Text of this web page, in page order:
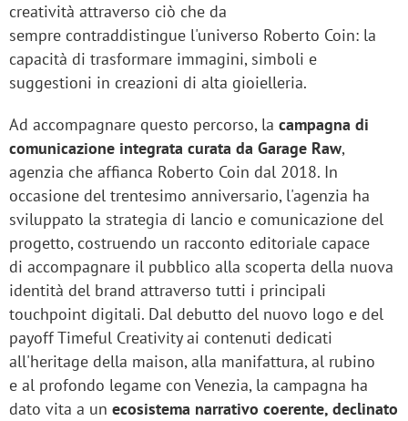
creatività attraverso ciò che da
sempre contraddistingue l'universo Roberto Coin: la
capacità di trasformare immagini, simboli e
suggestioni in creazioni di alta gioielleria.
Ad accompagnare questo percorso, la campagna di
comunicazione integrata curata da Garage Raw,
agenzia che affianca Roberto Coin dal 2018. In
occasione del trentesimo anniversario, l'agenzia ha
sviluppato la strategia di lancio e comunicazione del
progetto, costruendo un racconto editoriale capace
di accompagnare il pubblico alla scoperta della nuova
identità del brand attraverso tutti i principali
touchpoint digitali. Dal debutto del nuovo logo e del
payoff Timeful Creativity ai contenuti dedicati
all'heritage della maison, alla manifattura, al rubino
e al profondo legame con Venezia, la campagna ha
dato vita a un ecosistema narrativo coerente, declinato